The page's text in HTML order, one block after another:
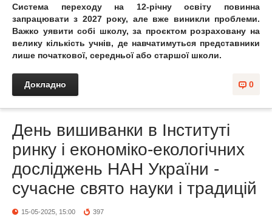
Система переходу на 12-річну освіту повинна
запрацювати з 2027 року, але вже виникли проблеми.
Важко уявити собі школу, за проєктом розраховану на
велику кількість учнів, де навчатимуться представники
лише початкової, середньої або старшої школи.
0
Докладно
День вишиванки в Інституті
ринку і економіко-екологічних
досліджень НАН України -
сучасне свято науки і традицій
15-05-2025, 15:00 397